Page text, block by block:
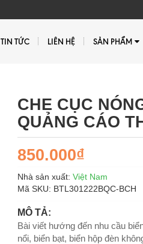
TIN TỨC LIÊN HỆ SẢN PHẨM
CHE CỤC
QUẢNG CÁO
850.000₫
Nhà sản xuất: Việt Nam
Mã SKU: BTL301222BQC-BCH
MÔ TẢ:
Bài viết hướng đến nhu cầu
nổi, biển bạt, biển hộp đèn